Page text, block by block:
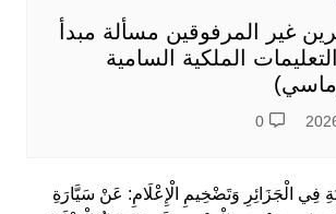
غير المرفوقين مسألة مبدأ
الملكية السامية
0